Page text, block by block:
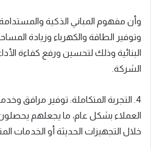
وأن مفهوم المباني الذكية
وتوفير الطاقة والكهرباء وزيادة
البنائية وذلك لتحسين ورفع كفاءة
الشركة.
4. التجربة المتكاملة: توفير مرافق
العملاء بشكل عام، ما يجعلهم
خلال التجهيزات الحديثة أو الخدمات